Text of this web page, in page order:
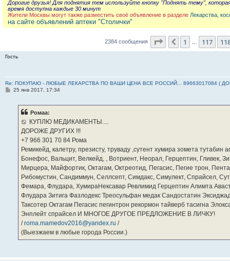
Дорогие друзья! Для поднятия тем используйте кнопку "Поднять тему",
время доступна каждые 30 минут
Жители Москвы могут также разместить своё объявление в разделе Лекарства,
на сайте объявлений аптеки "Столички"
2384 сообщения Страница 119из
Пред.
1 117
Гость
Re: ПОКУПАЮ - ЛЮБЫЕ ЛЕКАРСТВА ПО ВАШИ ЦЕНА ВСЕ РОССИЙ... 89663017084 (
С25 янв 2017, 17:34
Ромаа:
КУПЛЮ МЕДИКАМЕНТЫ....
ДОРОЖЕ ДРУГИХ !!!
‪+7 966 301 70 84‬ Рома
Ремикейд, калетру, презисту, труваду ,сутент хумира зомета
Бонефос, Вальцит, Велкейд, , Вотриент, Неорал, Герцептин, Гливек,
Мирцера, Майфортик, Октагам, Октреотид, Пегасис, Пегие трон,
Рибомустин, Сандиммун, Селлсепт, Симдакс, Симулект, Спрайсел,
Фемара, Флудара, ХумираНексавар Ревлимид Герцептин Алимта
Флудара Зитига Фазлодекс Треосульфан медак Сандостатин
Таксотер Октагам Пегасис пегинтрон рекормон тайверб тасигна
Энплейт спрайсел И МНОГОЕ ДРУГОЕ ПРЕДЛОЖЕНИЕ В ЛИЧКУ!
/roma.mamedov2016@yandex.ru /
(Выезжаем в любые города России.)